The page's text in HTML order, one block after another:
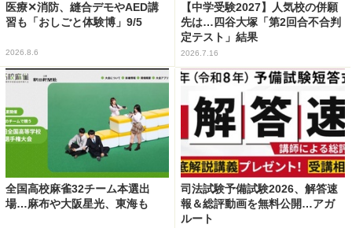
医療✕消防、縫合デモやAED講
習も「おしごと体験博」9/5
2026.8.6
【中学受験2027】人気校の併願
先は…四谷大塚「第2回合不合判
定テスト」結果
2026.7.16
全国高校麻雀32チーム本選出
場…麻布や大阪星光、東海も
司法試験予備試験2026、解答速
報＆総評動画を無料公開…アガ
ルート